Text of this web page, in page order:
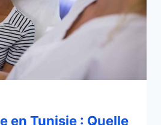
en Tunisie : Quelle